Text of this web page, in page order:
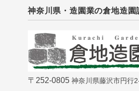
神奈川県・造園業の倉地造園
〒252-0805 神奈川県藤沢市円行